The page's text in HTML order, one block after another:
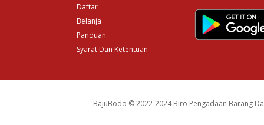
Daftar
Belanja
Panduan
Syarat Dan Ketentuan
BajuBodo © 2022-2024 Biro Pengadaan Barang